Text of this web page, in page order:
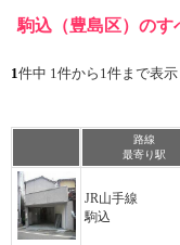
駒込（豊島区）のす
1件中 1件から1件まで表示
路線
最寄り駅
JR山手線
駒込